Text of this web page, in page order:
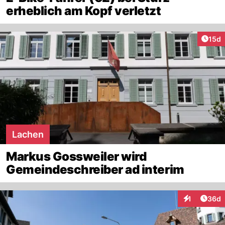
erheblich am Kopf verletzt
15d
Lachen
Markus Gossweiler wird
Gemeindeschreiber ad interim
1
Interaktionen
36d